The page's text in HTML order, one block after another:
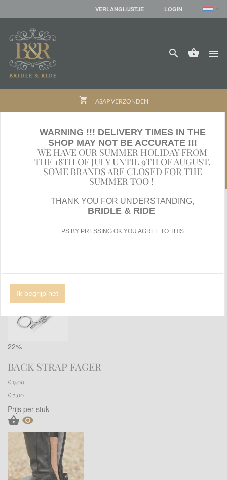
LOGIN
VERLANGLIJSTJE



shopping_cart ASAP VERZONDEN
credit_card ONLINE VEILIG & SNEL BETALEN
local_shipping VANAF € 100,- GRATIS BEZORGING IN BELGIË
STIJGBEUGELS EN RIEMEN
22%
BACK STRAP FAGER
€ 9,00
€ 7,00
Prijs per stuk
 
WARNING !!! DELIVERY TIMES IN THE
SHOP MAY NOT BE ACCURATE !!!
WE HAVE OUR SUMMER HOLIDAY FROM
THE 18TH OF JULY UNTIL 9TH OF AUGUST.
SOME BRANDS ARE CLOSED FOR THE
SUMMER TOO !
THANK YOU FOR UNDERSTANDING,
BRIDLE & RIDE
PS BY PRESSING OK YOU AGREE TO THIS
Ik begrijp het